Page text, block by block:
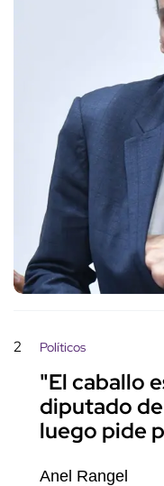
2 Políticos
"El caballo
diputado
luego pide
Anel Rangel